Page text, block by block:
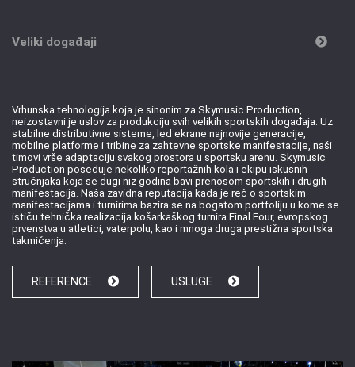
Veliki događaji
Vrhunska tehnologija koja je sinonim za Skymusic Production,
neizostavni je uslov za produkciju svih velikih sportskih događaja. Uz
stabilne distributivne sisteme, led ekrane najnovije generacije,
mobilne platforme i tribine za zahtevne sportske manifestacije, naši
timovi vrše adaptaciju svakog prostora u sportsku arenu. Skymusic
Production poseduje nekoliko reportažnih kola i ekipu iskusnih
stručnjaka koja se dugi niz godina bavi prenosom sportskih i drugih
manifestacija. Naša zavidna reputacija kada je reč o sportskim
manifestacijama i turnirima bazira se na bogatom portfoliju u kome se
ističu tehnička realizacija košarkaškog turnira Final Four, evropskog
prvenstva u atletici, vaterpolu, kao i mnoga druga prestižna sportska
takmičenja.
REFERENCE USLUGE